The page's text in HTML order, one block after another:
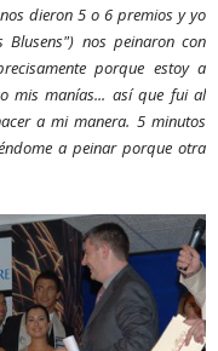
dieron 5 o 6 premios y yo
nos peinaron con
porque estoy a
mis manías... así que fui al
a mi manera. 5 minutos
a peinar porque otra